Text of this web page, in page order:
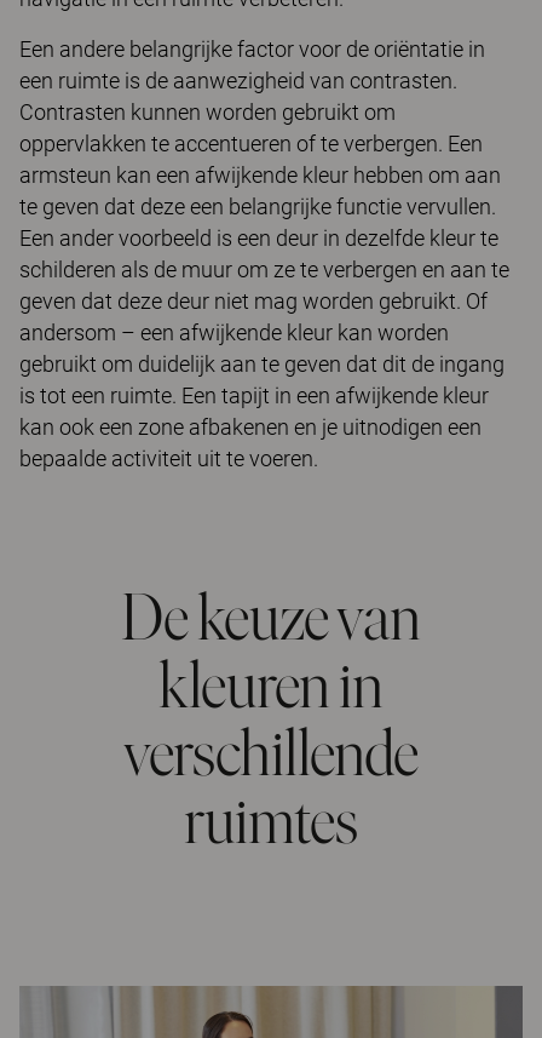
Een andere belangrijke factor voor de oriëntatie in
een ruimte is de aanwezigheid van contrasten.
Contrasten kunnen worden gebruikt om
oppervlakken te accentueren of te verbergen. Een
armsteun kan een afwijkende kleur hebben om aan
te geven dat deze een belangrijke functie vervullen.
Een ander voorbeeld is een deur in dezelfde kleur te
schilderen als de muur om ze te verbergen en aan te
geven dat deze deur niet mag worden gebruikt. Of
andersom – een afwijkende kleur kan worden
gebruikt om duidelijk aan te geven dat dit de ingang
is tot een ruimte. Een tapijt in een afwijkende kleur
kan ook een zone afbakenen en je uitnodigen een
bepaalde activiteit uit te voeren.
De keuze van
kleuren in
verschillende
ruimtes